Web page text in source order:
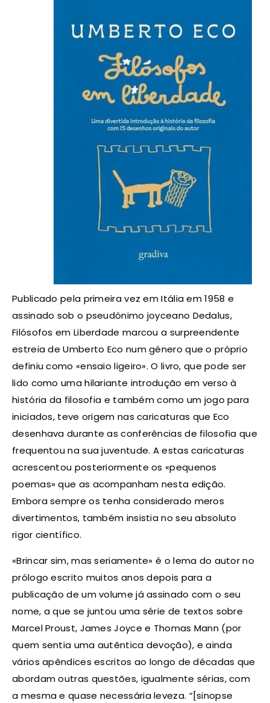
Publicado pela primeira vez em Itália em 1958 e
assinado sob o pseudónimo joyceano Dedalus,
Filósofos em Liberdade marcou a surpreendente
estreia de Umberto Eco num género que o próprio
definiu como «ensaio ligeiro». O livro, que pode ser
lido como uma hilariante introdução em verso à
história da filosofia e também como um jogo para
iniciados, teve origem nas caricaturas que Eco
desenhava durante as conferências de filosofia que
frequentou na sua juventude. A estas caricaturas
acrescentou posteriormente os «pequenos
poemas» que as acompanham nesta edição.
Embora sempre os tenha considerado meros
divertimentos, também insistia no seu absoluto
rigor científico.
«Brincar sim, mas seriamente» é o lema do autor no
prólogo escrito muitos anos depois para a
publicação de um volume já assinado com o seu
nome, a que se juntou uma série de textos sobre
Marcel Proust, James Joyce e Thomas Mann (por
quem sentia uma autêntica devoção), e ainda
vários apêndices escritos ao longo de décadas que
abordam outras questões, igualmente sérias, com
a mesma e quase necessária leveza. “[sinopse